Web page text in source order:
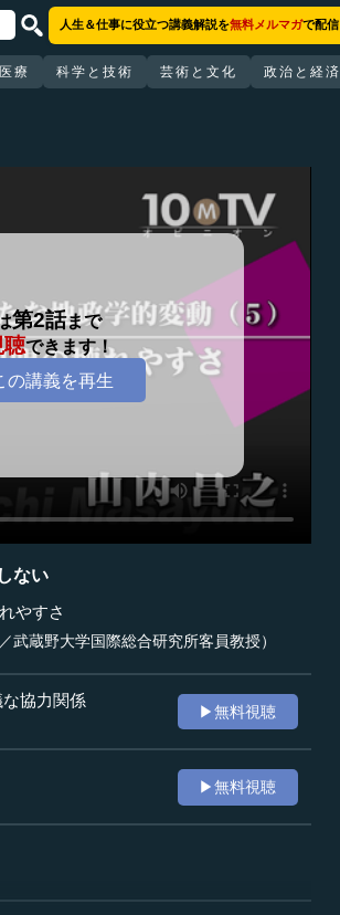
人生＆仕事に役立つ講義解説を無料メルマガで配信
療 科学と技術 芸術と文化 政治と経済
第2話まで
聴できます！
の講義を再生
ない
やすさ
武蔵野大学国際総合研究所客員教授）
協力関係
▶無料視聴
▶無料視聴